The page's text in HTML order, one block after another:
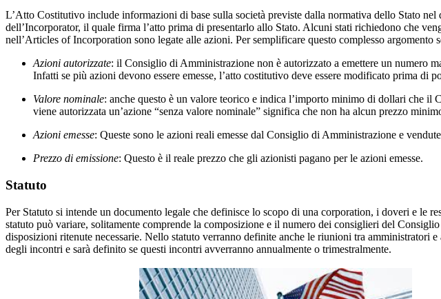
L’Atto Costitutivo include informazioni di base sulla società previste dalla normativa dello Stato
dell’Incorporator, il quale firma l’atto prima di presentarlo allo Stato. Alcuni stati richiedono che
nell’Articles of Incorporation sono legate alle azioni. Per semplificare questo complesso
Azioni autorizzate: il Consiglio di Amministrazione non è autorizzato a emettere un numero
Infatti se più azioni devono essere emesse, l’atto costitutivo deve essere modificato prima di
Valore nominale: anche questo è un valore teorico e indica l’importo minimo di dollari che
viene autorizzata un’azione “senza valore nominale” significa che non ha alcun prezzo
Azioni emesse: Queste sono le azioni reali emesse dal Consiglio di Amministrazione e
Prezzo di emissione: Questo è il reale prezzo che gli azionisti pagano per le azioni emesse.
Statuto
Per Statuto si intende un documento legale che definisce lo scopo di una corporation, i doveri e le
statuto può variare, solitamente comprende la composizione e il numero dei consiglieri del
disposizioni ritenute necessarie. Nello statuto verranno definite anche le riunioni tra
degli incontri e sarà definito se questi incontri avverranno annualmente o trimestralmente.